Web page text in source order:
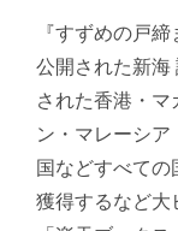
『すずめの戸
公開された新海
された香港・
ン・マレーシ
国などすべて
獲得するなど大